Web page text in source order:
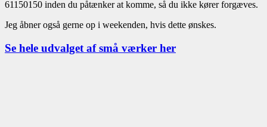
61150150 inden du påtænker at komme, så du ikke kører forgæves.
Jeg åbner også gerne op i weekenden, hvis dette ønskes.
Se hele udvalget af små værker her